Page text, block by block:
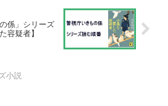
係」シリーズ
容疑者】
小説